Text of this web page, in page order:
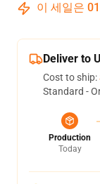
이 세일은 01
Deliver to
Cost to ship:
Standard -
Production
Today